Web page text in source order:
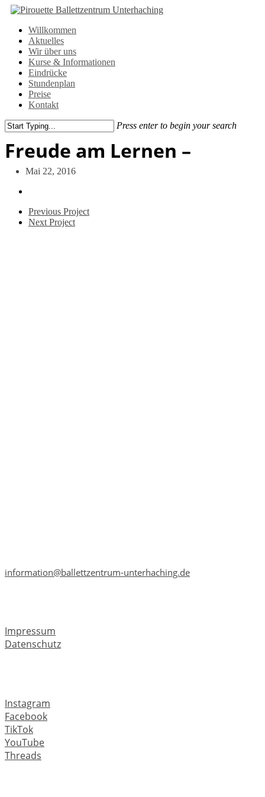
Skip
main
content
Menu
Willkommen
Aktuelles
Wir über uns
Kurse & Informationen
Eindrücke
Stundenplan
Preise
Kontakt
Press enter to begin your search
Search
Freude am Lernen –
Mai 22, 2016
Previous Project
Next Project
information@ballettzentrum-unterhaching.de
Impressum
Datenschutz
Instagram
Facebook
TikTok
YouTube
Threads